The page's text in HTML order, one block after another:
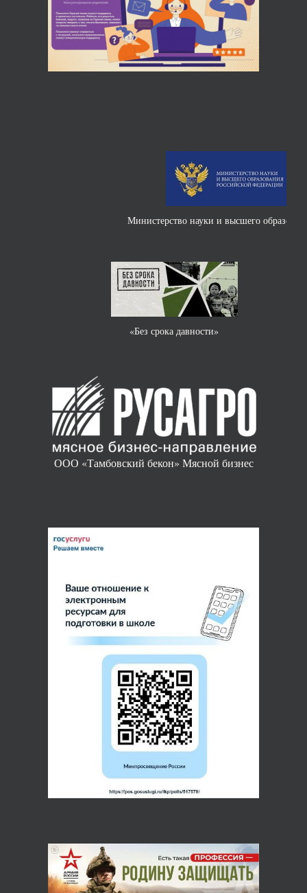
Министерство науки и высшего образования РФ
«Без срока давности»
ООО «Тамбовский бекон» Мясной бизнес